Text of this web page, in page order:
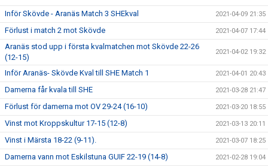
Inför Skövde - Aranäs Match 3 SHEkval 2021-04-09 21:35
Förlust i match 2 mot Skövde 2021-04-07 17:44
Aranäs stod upp i första kvalmatchen mot Skövde 22-26
(12-15)
2021-04-02 19:32
Inför Aranäs- Skövde Kval till SHE Match 1 2021-04-01 20:43
Damerna får kvala till SHE 2021-03-28 21:47
Förlust för damerna mot OV 29-24 (16-10) 2021-03-20 18:55
Vinst mot Kroppskultur 17-15 (12-8) 2021-03-13 20:11
Vinst i Märsta 18-22 (9-11). 2021-03-07 18:25
Damerna vann mot Eskilstuna GUIF 22-19 (14-8) 2021-02-28 19:04